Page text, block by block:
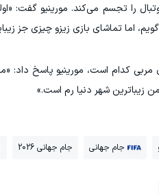
را تجسم می‌کند. مورینیو گفت:
اما تماشای بازی زیزو چیزی جز
مربی کدام است، مورینیو پاسخ
زیباترین شهر دنیا رم است.»
جام جهانی جام جهانی 2026